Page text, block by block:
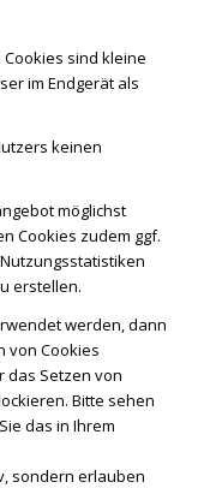
sind kleine
im Endgerät als
keinen
möglichst
Cookies zudem ggf.
erstellen.
werden, dann
von Cookies
das Setzen von
Bitte sehen
das in Ihrem
sondern erlauben